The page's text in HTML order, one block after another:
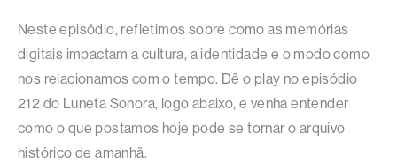
Neste episódio, refletimos sobre como as memórias
digitais impactam a cultura, a identidade e o modo como
nos relacionamos com o tempo. Dê o play no episódio
212 do Luneta Sonora, logo abaixo, e venha entender
como o que postamos hoje pode se tornar o arquivo
histórico de amanhã.